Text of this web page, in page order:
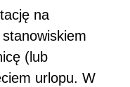
na
(lub
urlopu. W